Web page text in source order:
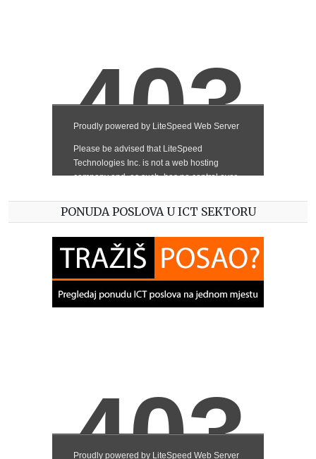
PONUDA POSLOVA U ICT SEKTORU